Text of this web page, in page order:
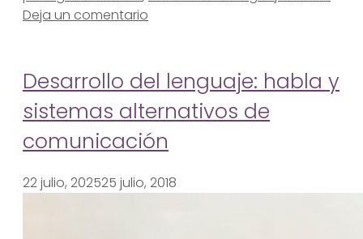
Deja un comentario
Desarrollo del lenguaje: habla y
sistemas alternativos de
comunicación
22 julio, 202525 julio, 2018